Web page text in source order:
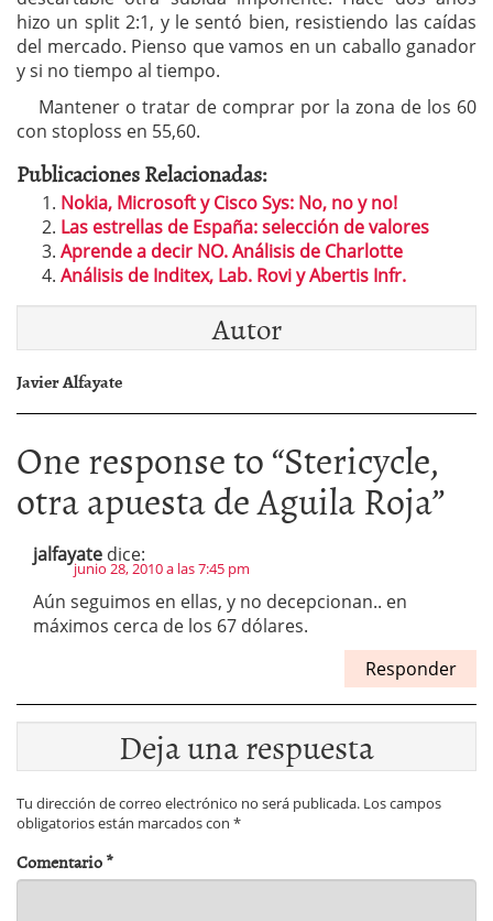
hizo un split 2:1, y le sentó bien, resistiendo las caídas
del mercado. Pienso que vamos en un caballo ganador
y si no tiempo al tiempo.
Mantener o tratar de comprar por la zona de los 60
con stoploss en 55,60.
Publicaciones Relacionadas:
Nokia, Microsoft y Cisco Sys: No, no y no!
Las estrellas de España: selección de valores
Aprende a decir NO. Análisis de Charlotte
Análisis de Inditex, Lab. Rovi y Abertis Infr.
Autor
Javier Alfayate
One response to “Stericycle,
otra apuesta de Aguila Roja”
jalfayate dice:
junio 28, 2010 a las 7:45 pm
Aún seguimos en ellas, y no decepcionan.. en
máximos cerca de los 67 dólares.
Responder
Deja una respuesta
Tu dirección de correo electrónico no será publicada. Los campos
obligatorios están marcados con *
Comentario*